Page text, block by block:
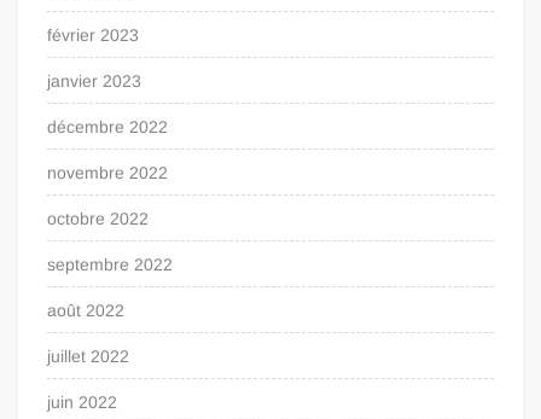
février 2023
janvier 2023
décembre 2022
novembre 2022
octobre 2022
septembre 2022
août 2022
juillet 2022
juin 2022